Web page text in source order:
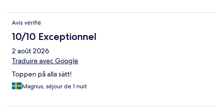
Avis vérifié
10/10 Exceptionnel
2 août 2026
Traduire avec Google
Toppen på alla sätt!
Magnus, séjour de 1 nuit